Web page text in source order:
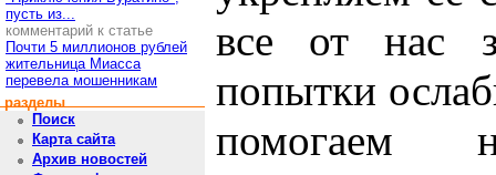
пусть из...
комментарий к статье
Почти 5 миллионов рублей
жительница Миасса
перевела мошенникам
разделы
Поиск
Карта сайта
Архив новостей
все от нас
попытки
помогаем